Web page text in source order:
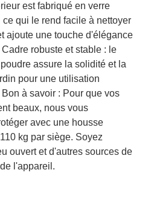
est fabriqué en verre
qui le rend facile à nettoyer
ajoute une touche d'élégance
robuste et stable : le
assure la solidité et la
pour une utilisation
à savoir : Pour que vos
beaux, nous vous
avec une housse
kg par siège. Soyez
ouvert et d'autres sources de
l'appareil.